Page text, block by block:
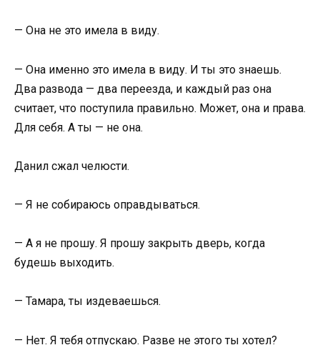
— Она не это имела в виду.
— Она именно это имела в виду. И ты это знаешь.
Два развода — два переезда, и каждый раз она
считает, что поступила правильно. Может, она и права.
Для себя. А ты — не она.
Данил сжал челюсти.
— Я не собираюсь оправдываться.
— А я не прошу. Я прошу закрыть дверь, когда
будешь выходить.
— Тамара, ты издеваешься.
— Нет. Я тебя отпускаю. Разве не этого ты хотел?